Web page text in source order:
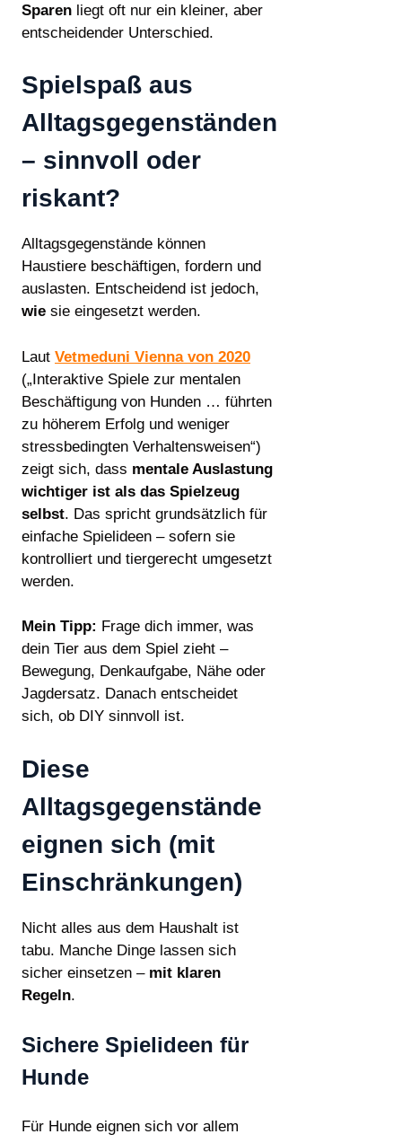
Sparen liegt oft nur ein kleiner, aber
entscheidender Unterschied.
Spielspaß aus
Alltagsgegenständen
– sinnvoll oder
riskant?
Alltagsgegenstände können
Haustiere beschäftigen, fordern und
auslasten. Entscheidend ist jedoch,
wie sie eingesetzt werden.
Laut Vetmeduni Vienna von 2020
(„Interaktive Spiele zur mentalen
Beschäftigung von Hunden … führten
zu höherem Erfolg und weniger
stressbedingten Verhaltensweisen“)
zeigt sich, dass mentale Auslastung
wichtiger ist als das Spielzeug
selbst. Das spricht grundsätzlich für
einfache Spielideen – sofern sie
kontrolliert und tiergerecht umgesetzt
werden.
Mein Tipp: Frage dich immer, was
dein Tier aus dem Spiel zieht –
Bewegung, Denkaufgabe, Nähe oder
Jagdersatz. Danach entscheidet
sich, ob DIY sinnvoll ist.
Diese
Alltagsgegenstände
eignen sich (mit
Einschränkungen)
Nicht alles aus dem Haushalt ist
tabu. Manche Dinge lassen sich
sicher einsetzen – mit klaren
Regeln.
Sichere Spielideen für
Hunde
Für Hunde eignen sich vor allem